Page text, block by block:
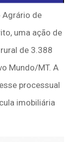
Agrário de
uma ação de
de 3.388
Mundo/MT. A
processual
imobiliária